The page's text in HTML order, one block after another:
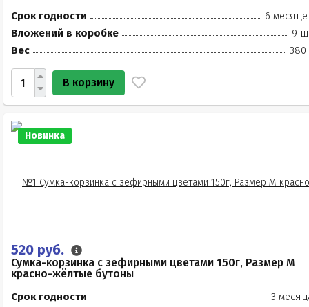
Срок годности
6
Вложений в коробке
9
Вес
380
В корзину
Новинка
520 руб.
Сумка-корзинка с зефирными цветами 150г, Размер М
красно-жёлтые бутоны
Срок годности
3